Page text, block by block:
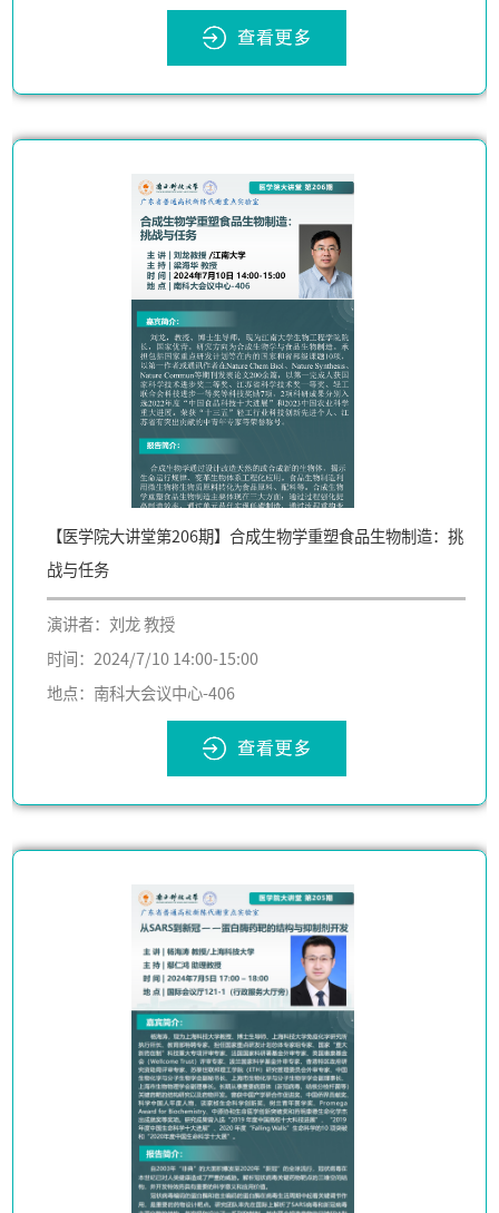
【医学院大讲堂第206期】合成生物学重塑食品生物制造：挑
战与任务
演讲者：刘龙 教授
时间：2024/7/10 14:00-15:00
地点：南科大会议中心-406